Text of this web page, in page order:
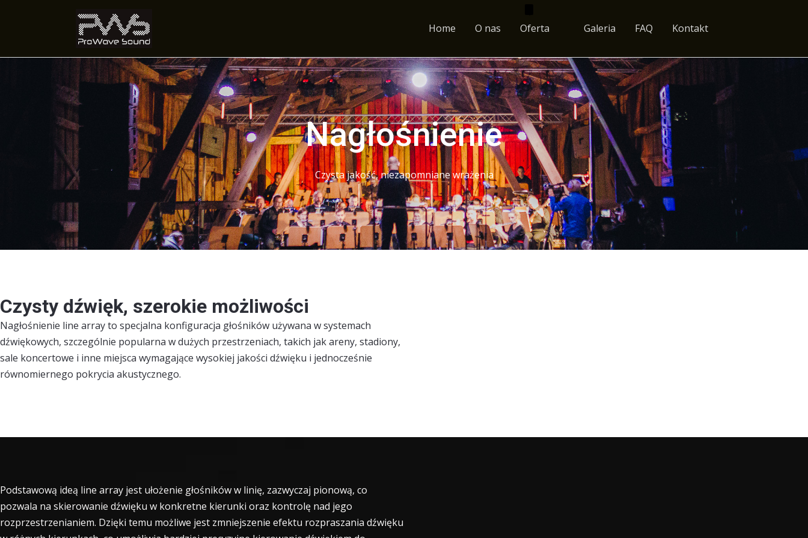
Home O nas Oferta Galeria FAQ Kontakt
Nagłośnienie
Czysta jakość, niezapomniane wrażenia
Czysty dźwięk, szerokie możliwości
Nagłośnienie line array to specjalna konfiguracja głośników używana w systemach
dźwiękowych, szczególnie popularna w dużych przestrzeniach, takich jak areny, stadiony,
sale koncertowe i inne miejsca wymagające wysokiej jakości dźwięku i jednocześnie
równomiernego pokrycia akustycznego.
Podstawową ideą line array jest ułożenie głośników w linię, zazwyczaj pionową, co
pozwala na skierowanie dźwięku w konkretne kierunki oraz kontrolę nad jego
rozprzestrzenianiem. Dzięki temu możliwe jest zmniejszenie efektu rozpraszania dźwięku